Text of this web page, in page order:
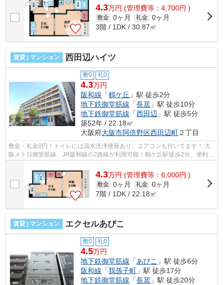
4.3万円 (管理費等：4,700円 )
敷金 0ヶ月 礼金 0ヶ月
3階 / 1DK / 30.87㎡
賃貸 | マンション 西田辺ハイツ
敷0 礼0
4.3万円
阪和線 「鶴ケ丘 」駅 徒歩2分
地下鉄御堂筋線 「長居 」駅 徒歩10分
地下鉄御堂筋線 「西田辺 」駅 徒歩5分
築52年 / 22.18㎡
大阪府大阪市阿倍野区西田辺町２丁目
敷金・礼金0円！トイレには温水洗浄便座あり、エアコンも付いてます！ 大
阪メトロ御堂筋線、JR阪和線の2路線が利用可能！鶴ケ丘駅徒歩2分、便利な
立地です！ ■□■□■□■□■□■□■□■□■□■□■□...
4.3万円 (管理費等：6,000円 )
敷金 0ヶ月 礼金 0ヶ月
7階 / 1DK / 22.18㎡
賃貸 | マンション エクセルあびこ
敷0 礼0
4.5万円
地下鉄御堂筋線 「あびこ 」駅 徒歩6分
阪和線 「我孫子町 」駅 徒歩17分
地下鉄御堂筋線 「長居 」駅 徒歩20分